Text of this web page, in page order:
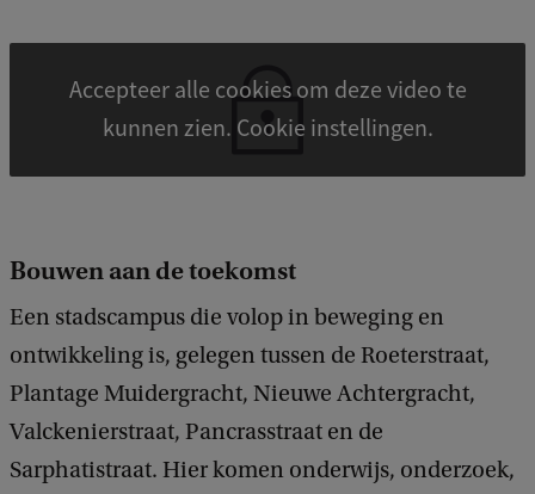
Accepteer alle cookies om deze video te
kunnen zien. Cookie instellingen.
Bouwen aan de toekomst
Een stadscampus die volop in beweging en
ontwikkeling is, gelegen tussen de Roeterstraat,
Plantage Muidergracht, Nieuwe Achtergracht,
Valckenierstraat, Pancrasstraat en de
Sarphatistraat. Hier komen onderwijs, onderzoek,